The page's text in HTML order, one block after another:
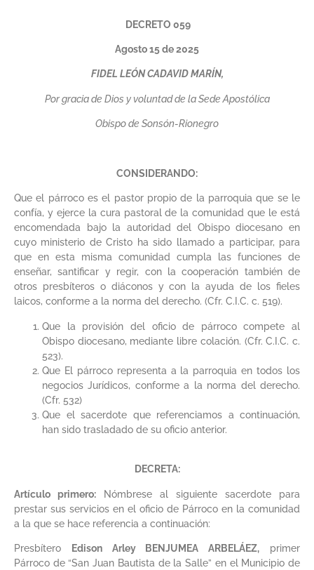
DECRETO 059
Agosto 15 de 2025
FIDEL LEÓN CADAVID MARÍN,
Por gracia de Dios y voluntad de la Sede Apostólica
Obispo de Sonsón-Rionegro
CONSIDERANDO:
Que el párroco es el pastor propio de la parroquia que se le
confía, y ejerce la cura pastoral de la comunidad que le está
encomendada bajo la autoridad del Obispo diocesano en
cuyo ministerio de Cristo ha sido llamado a participar, para
que en esta misma comunidad cumpla las funciones de
enseñar, santificar y regir, con la cooperación también de
otros presbíteros o diáconos y con la ayuda de los fieles
laicos, conforme a la norma del derecho. (Cfr. C.I.C. c. 519).
Que la provisión del oficio de párroco compete al
Obispo diocesano, mediante libre colación. (Cfr. C.I.C. c.
523).
Que El párroco representa a la parroquia en todos los
negocios Jurídicos, conforme a la norma del derecho.
(Cfr. 532)
Que el sacerdote que referenciamos a continuación,
han sido trasladado de su oficio anterior.
DECRETA:
Artículo primero: Nómbrese al siguiente sacerdote para
prestar sus servicios en el oficio de Párroco en la comunidad
a la que se hace referencia a continuación:
Presbítero Edison Arley BENJUMEA ARBELÁEZ, primer
Párroco de “San Juan Bautista de la Salle” en el Municipio de